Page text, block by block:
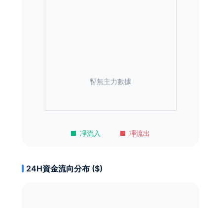
凈流入 凈流出
暫無主力數據
24H資金流向分布 ($)